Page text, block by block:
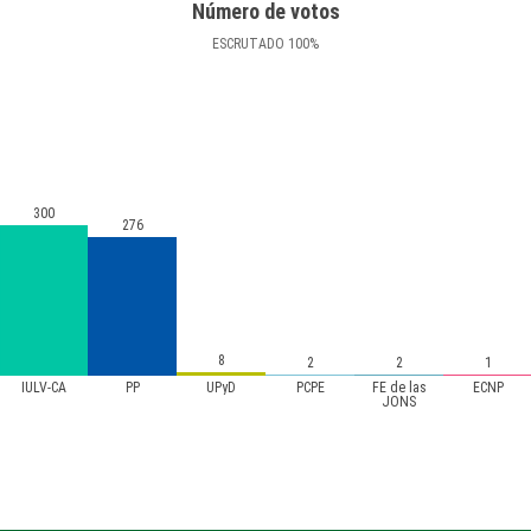
Número de votos
ESCRUTADO 100%
IULV-CA PP UPyD PCPE
FE de las
JONS
ECNP
300
276
8 2 2 1